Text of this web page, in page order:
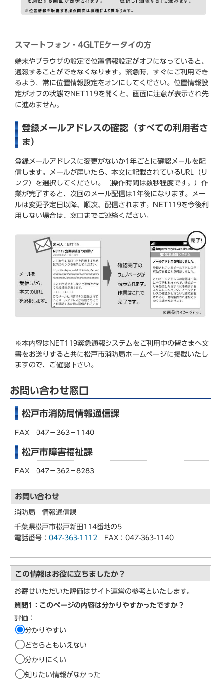
スマートフォン・4GLTEケータイの方
端末やブラウザの設定で位置情報設定がオフになっていると、
通報することができなくなります。緊急時、すぐにご利用でき
るよう、常に位置情報設定をオンにしてください。位置情報設
定がオフの状態でNET119を開くと、画面に注意が表示され先
に進めません。
登録メールアドレスの確認（すべての利用者さ
ま）
登録メールアドレスに変更がないか1年ごとに確認メールを配
信します。メールが届いたら、本文に記載されているURL（リ
ンク）を選択してください。（操作時間は数秒程度です。）作
業が完了すると、次回のメール配信は1年後になります。メー
ルは変更予定日以降、順次、配信されます。NET119を今後利
用しない場合は、窓口までご連絡ください。
※本内容はNET119緊急通報システムをご利用中の皆さまへ文
書をお送りすると共に松戸市消防局ホームページに掲載いたし
ますので、ご確認下さい。
お問い合わせ窓口
松戸市消防局情報通信課
FAX 047－363－1140
松戸市障害福祉課
FAX 047－362－8283
お問い合わせ
消防局 情報通信課
千葉県松戸市松戸新田114番地の5
電話番号： 047-363-1112 FAX：047-363-1140
この情報はお役に立ちましたか？
お寄せいただいた評価はサイト運営の参考といたします。
質問1：このページの内容は分かりやすかったですか？
評価：
分かりやすい
どちらともいえない
分かりにくい
知りたい情報がなかった